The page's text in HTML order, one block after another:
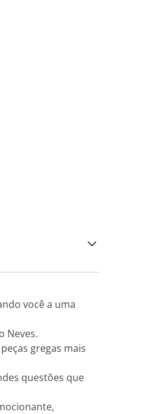
você a uma
Neves.
gregas mais
questões que